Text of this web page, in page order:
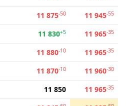
11 875-50 11 945-55
11 830+5 11 965-35
11 880-10 11 965-35
11 870-10 11 960-30
11 850 11 965-35